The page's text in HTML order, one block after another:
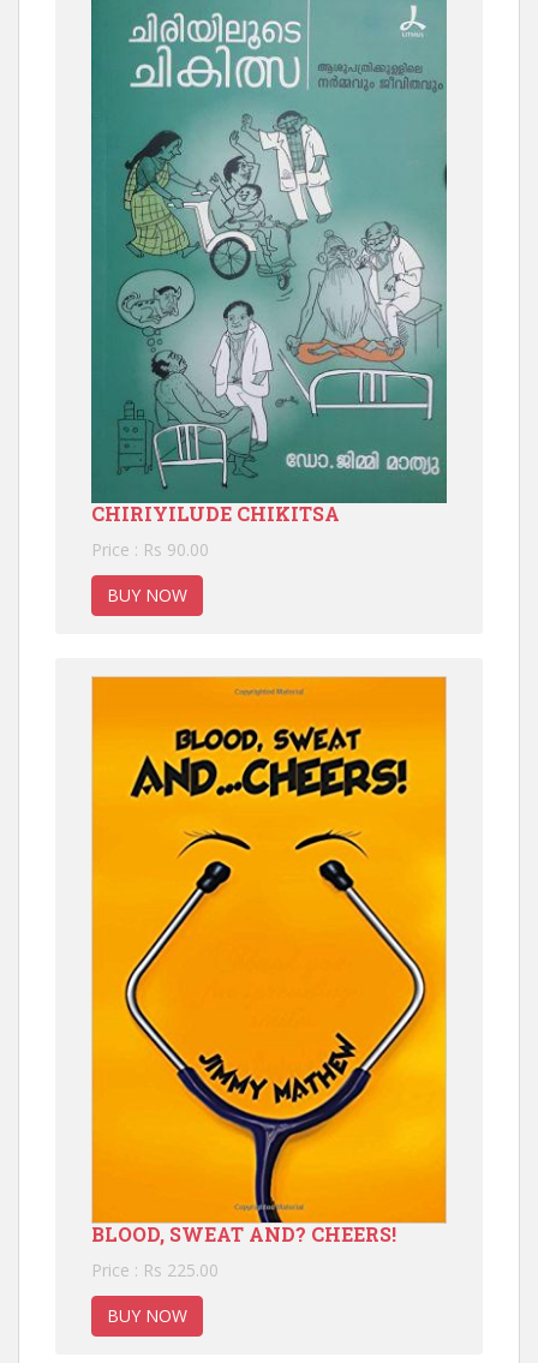
CHIRIYILUDE CHIKITSA
Price : Rs 90.00
BUY NOW
BLOOD, SWEAT AND? CHEERS!
Price : Rs 225.00
BUY NOW